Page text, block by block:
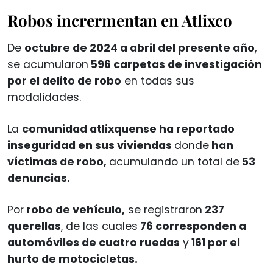
Robos incrermentan en Atlixco
De octubre de 2024 a abril del presente año,
se acumularon 596 carpetas de investigación
por el delito de robo en todas sus
modalidades.
La comunidad atlixquense ha reportado
inseguridad en sus viviendas donde han
víctimas de robo, acumulando un total de 53
denuncias.
Por robo de vehículo, se registraron 237
querellas, de las cuales 76 corresponden a
automóviles de cuatro ruedas y161 por el
hurto de motocicletas.